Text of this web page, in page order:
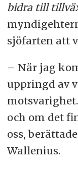
bidra till
sjöfarten att
– När jag
uppringd av
och om det
oss,
Wallenius.